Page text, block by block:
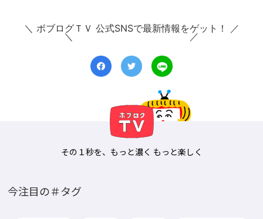
＼ ボブログＴＶ 公式SNSで最新情報をゲット！ ／
その１秒を、もっと濃く もっと楽しく
今注目の＃タグ